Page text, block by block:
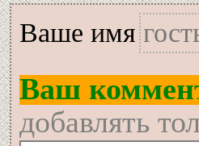
Вашe имя
Ваш
добавлять